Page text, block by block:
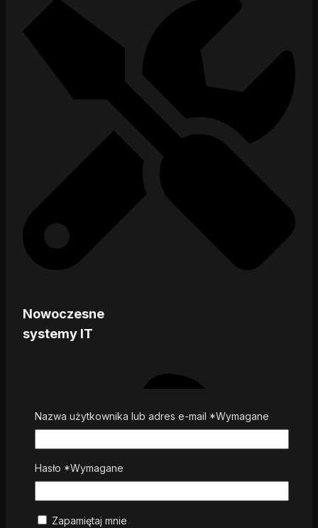
Nowoczesne
systemy IT
Nazwa użytkownika lub adres e-mail *Wymagane
Hasło *Wymagane
Zapamiętaj mnie